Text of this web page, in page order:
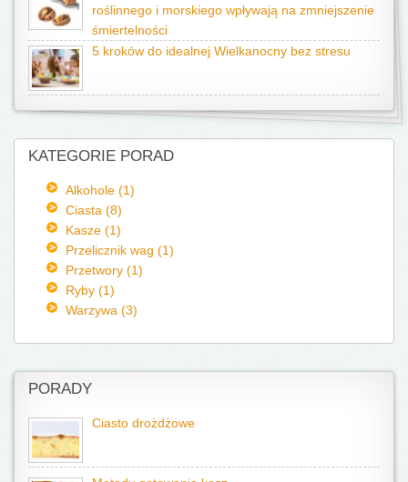
roślinnego i morskiego wpływają na zmniejszenie
śmiertelności
5 kroków do idealnej Wielkanocny bez stresu
KATEGORIE PORAD
Alkohole (1)
Ciasta (8)
Kasze (1)
Przelicznik wag (1)
Przetwory (1)
Ryby (1)
Warzywa (3)
PORADY
Ciasto drożdżowe